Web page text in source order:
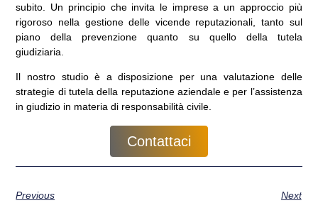
subito. Un principio che invita le imprese a un approccio più
rigoroso nella gestione delle vicende reputazionali, tanto sul
piano della prevenzione quanto su quello della tutela
giudiziaria.
Il nostro studio è a disposizione per una valutazione delle
strategie di tutela della reputazione aziendale e per l’assistenza
in giudizio in materia di responsabilità civile.
Contattaci
Previous Next